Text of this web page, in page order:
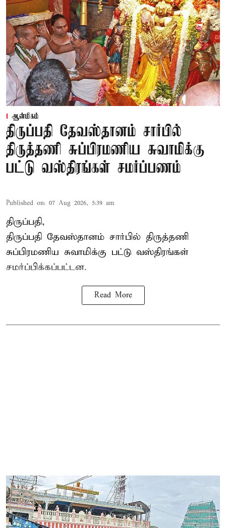
ஆன்மிகம்
திருப்பதி தேவஸ்தானம் சார்பில்
திருத்தணி சுப்பிரமணிய சுவாமிக்கு
பட்டு வஸ்திரங்கள் சமர்ப்பணம்
Published on: 07 Aug 2026, 5:39 am
திருப்பதி,
திருப்பதி தேவஸ்தானம் சார்பில் திருத்தணி
சுப்பிரமணிய சுவாமிக்கு பட்டு வஸ்திரங்கள்
சமர்ப்பிக்கப்பட்டன.
Read More